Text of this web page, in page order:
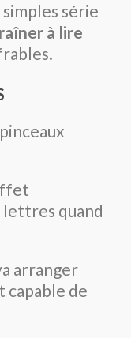
série
à lire
lettres quand
arranger
capable de